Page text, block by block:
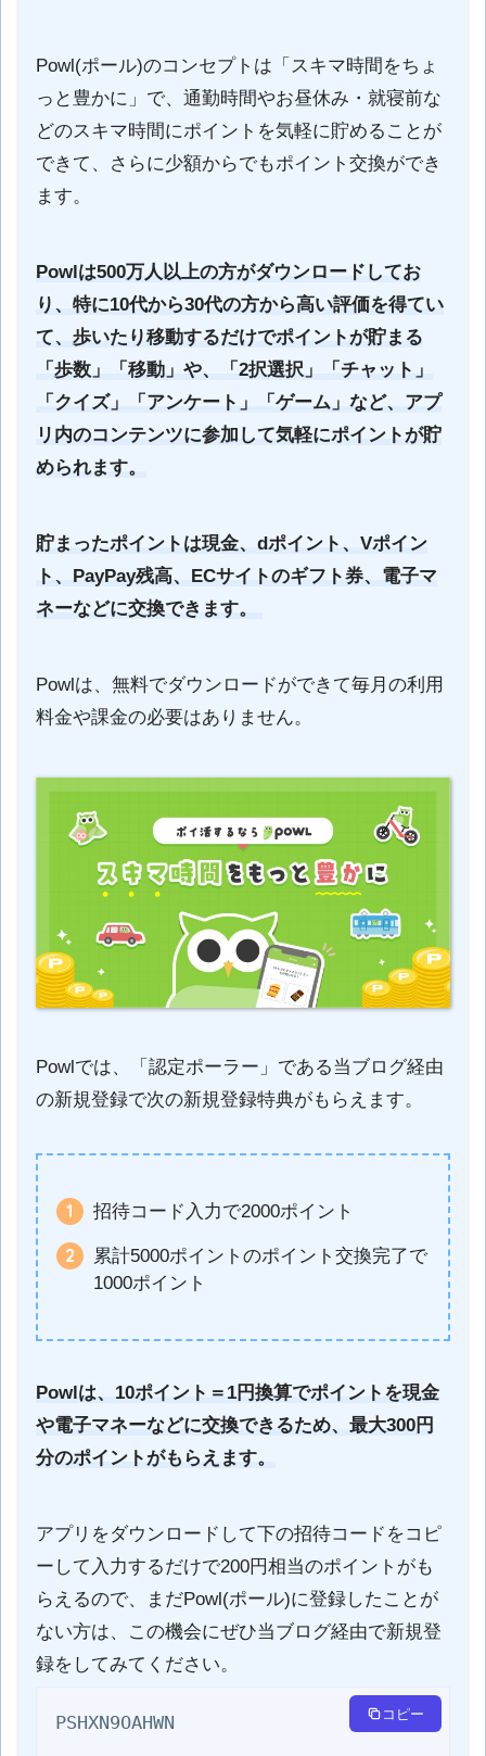
Powl(ポール)のコンセプトは「スキマ時間をちょ
っと豊かに」で、通勤時間やお昼休み・就寝前な
どのスキマ時間にポイントを気軽に貯めることが
できて、さらに少額からでもポイント交換ができ
ます。
Powlは500万人以上の方がダウンロードしてお
り、特に10代から30代の方から高い評価を得てい
て、歩いたり移動するだけでポイントが貯まる
「歩数」「移動」や、「2択選択」「チャット」
「クイズ」「アンケート」「ゲーム」など、アプ
リ内のコンテンツに参加して気軽にポイントが貯
められます。
貯まったポイントは現金、dポイント、Vポイン
ト、PayPay残高、ECサイトのギフト券、電子マ
ネーなどに交換できます。
Powlは、無料でダウンロードができて毎月の利用
料金や課金の必要はありません。
Powlでは、「認定ポーラー」である当ブログ経由
の新規登録で次の新規登録特典がもらえます。
招待コード入力で2000ポイント
累計5000ポイントのポイント交換完了で
1000ポイント
Powlは、10ポイント＝1円換算でポイントを現金
や電子マネーなどに交換できるため、最大300円
分のポイントがもらえます。
アプリをダウンロードして下の招待コードをコピ
ーして入力するだけで200円相当のポイントがも
らえるので、まだPowl(ポール)に登録したことが
ない方は、この機会にぜひ当ブログ経由で新規登
録をしてみてください。
PSHXN9OAHWN コピー